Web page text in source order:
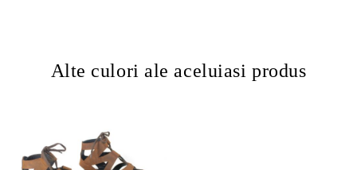
Alte culori ale aceluiasi produs